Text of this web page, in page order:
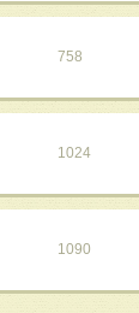
758
1024
1090